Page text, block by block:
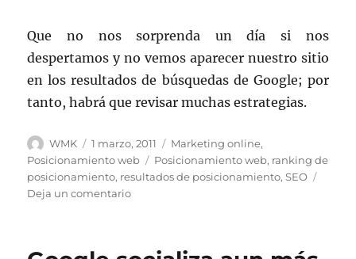
Que no nos sorprenda un día si nos
despertamos y no vemos aparecer nuestro sitio
en los resultados de búsquedas de Google; por
tanto, habrá que revisar muchas estrategias.
Autor
WMK
Publicado
el
1 marzo, 2011 Categorías
Marketing online,
Posicionamiento web
Etiquetas
Posicionamiento web, ranking de
posicionamiento, resultados de posicionamiento,SEO
Deja un comentarioen